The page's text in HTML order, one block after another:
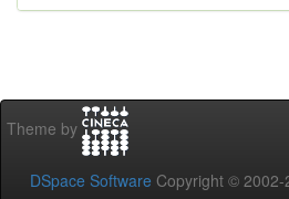
Theme by
DSpace Software Copyright © 2002-